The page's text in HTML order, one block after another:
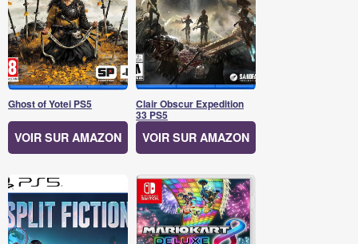
Ghost of Yotei PS5
VOIR SUR AMAZON
Clair Obscur Expedition
33 PS5
VOIR SUR AMAZON